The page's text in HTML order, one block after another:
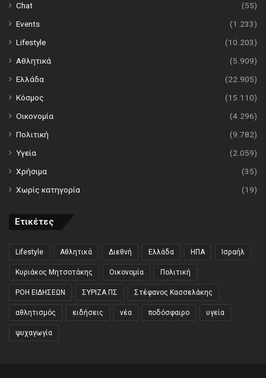
Chat
(55)
Events
(1.233)
Lifestyle
(10.203)
Αθλητικά
(5.909)
Ελλάδα
(22.905)
Κόσμος
(15.110)
Οικονομία
(4.296)
Πολιτική
(9.782)
Υγεία
(2.059)
Χρήσιμα
(35)
Χωρίς κατηγορία
(19)
Ετικέτες
Lifestyle Αθλητικά Διεθνή Ελλάδα ΗΠΑ Ισραήλ
Κυριάκος Μητσοτάκης Οικονομία Πολιτική
ΡΟΗ ΕΙΔΗΣΕΩΝ ΣΥΡΙΖΑ ΠΣ Στέφανος Κασσελάκης
αθλητισμός ειδήσεις νέα ποδόσφαιρο υγεία
ψυχαγωγία